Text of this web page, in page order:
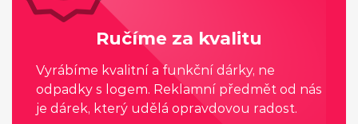
Ručíme za kvalitu
Vyrábíme kvalitní a funkční dárky, ne
odpadky s logem. Reklamní předmět od nás
je dárek, který udělá opravdovou radost.